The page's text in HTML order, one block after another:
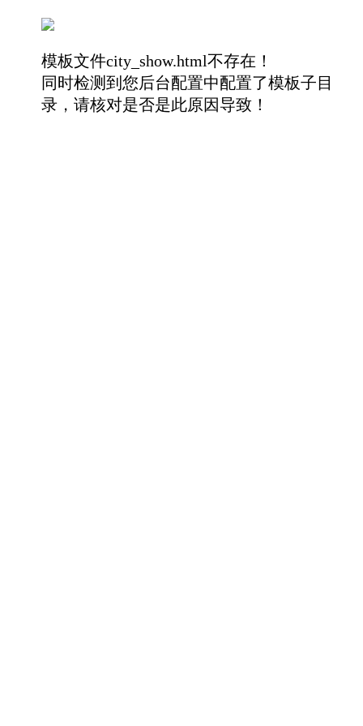
模板文件city_show.html不存在！
同时检测到您后台配置中配置了模板子目
录，请核对是否是此原因导致！